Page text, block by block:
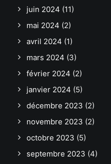
juin 2024 (11)
mai 2024 (2)
avril 2024 (1)
mars 2024 (3)
février 2024 (2)
janvier 2024 (5)
décembre 2023 (2)
novembre 2023 (2)
octobre 2023 (5)
septembre 2023 (4)